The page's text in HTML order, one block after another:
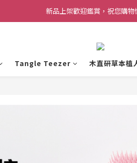
新品上架歡迎鑑賞，祝您購物
Tangle Teezer 木直研草本植